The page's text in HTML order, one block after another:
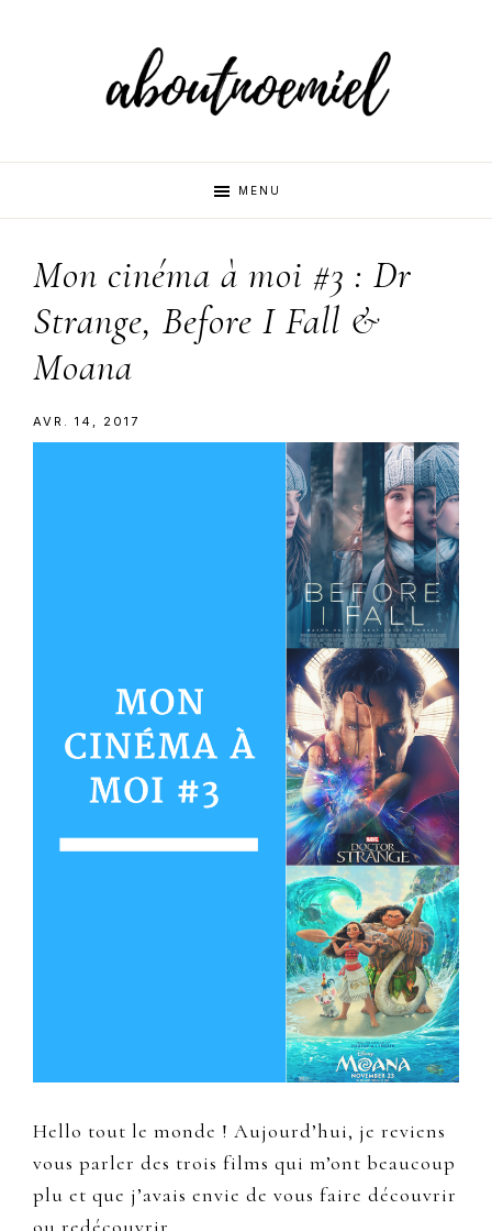
Lifestyle
MENU
Mon cinéma à moi #3 : Dr
Strange, Before I Fall &
Moana
AVR. 14, 2017
Hello tout le monde ! Aujourd’hui, je reviens
vous parler des trois films qui m’ont beaucoup
plu et que j’avais envie de vous faire découvrir